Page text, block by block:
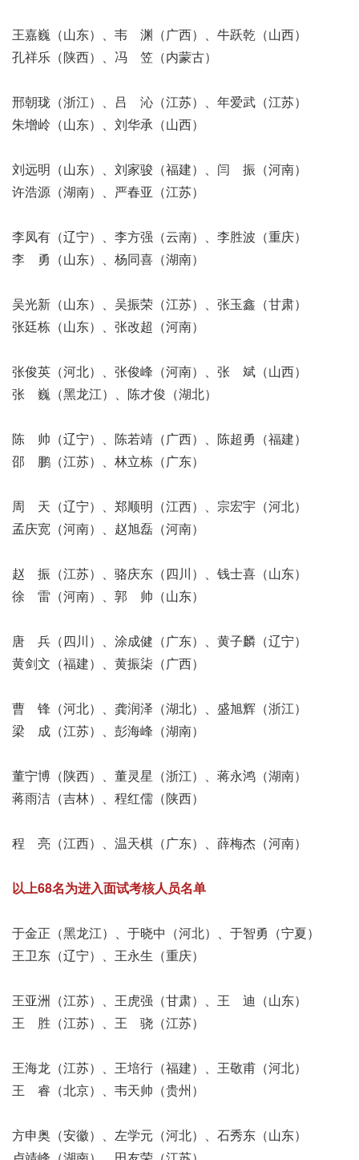
王嘉巍（山东）、韦 渊（广西）、牛跃乾（山西）
孔祥乐（陕西）、冯 笠（内蒙古）
邢朝珑（浙江）、吕 沁（江苏）、年爱武（江苏）
朱增岭（山东）、刘华承（山西）
刘远明（山东）、刘家骏（福建）、闫 振（河南）
许浩源（湖南）、严春亚（江苏）
李凤有（辽宁）、李方强（云南）、李胜波（重庆）
李 勇（山东）、杨同喜（湖南）
吴光新（山东）、吴振荣（江苏）、张玉鑫（甘肃）
张廷栋（山东）、张改超（河南）
张俊英（河北）、张俊峰（河南）、张 斌（山西）
张 巍（黑龙江）、陈才俊（湖北）
陈 帅（辽宁）、陈若靖（广西）、陈超勇（福建）
邵 鹏（江苏）、林立栋（广东）
周 天（辽宁）、郑顺明（江西）、宗宏宇（河北）
孟庆宽（河南）、赵旭磊（河南）
赵 振（江苏）、骆庆东（四川）、钱士喜（山东）
徐 雷（河南）、郭 帅（山东）
唐 兵（四川）、涂成健（广东）、黄子麟（辽宁）
黄剑文（福建）、黄振柒（广西）
曹 锋（河北）、龚润泽（湖北）、盛旭辉（浙江）
梁 成（江苏）、彭海峰（湖南）
董宁博（陕西）、董灵星（浙江）、蒋永鸿（湖南）
蒋雨洁（吉林）、程红儒（陕西）
程 亮（江西）、温天棋（广东）、薛梅杰（河南）
以上68名为进入面试考核人员名单
于金正（黑龙江）、于晓中（河北）、于智勇（宁夏）
王卫东（辽宁）、王永生（重庆）
王亚洲（江苏）、王虎强（甘肃）、王 迪（山东）
王 胜（江苏）、王 骁（江苏）
王海龙（江苏）、王培行（福建）、王敬甫（河北）
王 睿（北京）、韦天帅（贵州）
方申奥（安徽）、左学元（河北）、石秀东（山东）